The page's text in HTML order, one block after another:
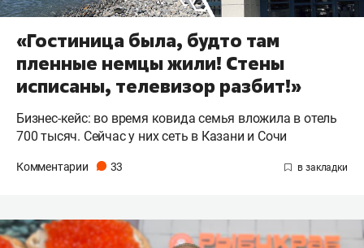
«Гостиница была, будто там
пленные немцы жили! Стены
исписаны, телевизор разбит!»
Бизнес-кейс: во время ковида семья вложила в отель
700 тысяч. Сейчас у них сеть в Казани и Сочи
Комментарии 33